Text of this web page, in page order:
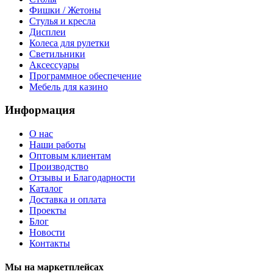
Фишки / Жетоны
Стулья и кресла
Дисплеи
Колеса для рулетки
Светильники
Аксессуары
Программное обеспечение
Мебель для казино
Информация
О нас
Наши работы
Оптовым клиентам
Производство
Отзывы и Благодарности
Каталог
Доставка и оплата
Проекты
Блог
Новости
Контакты
Мы на маркетплейсах